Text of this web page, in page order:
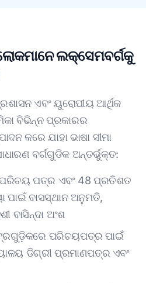
ଲକ୍ସେମବର୍ଗକୁ
ଏବଂ ୟୁରୋପୀୟ ଆର୍ଥିକ
ବିଭିନ୍ନ ପ୍ରକାରର
କରେ ଯାହା ଭାଷା ସୀମା
ବର୍ଗଗୁଡିକ ଅନ୍ତର୍ଭୁକ୍ତ:
ପରିଚୟ ପତ୍ର ଏବଂ 48 ପ୍ରତିଶତ
ପାଇଁ ବାସସ୍ଥାନ ଅନୁମତି,
ବାସିନ୍ଦା ଅଂଶ
ପରିଚୟପତ୍ର ପାଇଁ
ଡିଗ୍ରୀ ପ୍ରମାଣପତ୍ର ଏବଂ